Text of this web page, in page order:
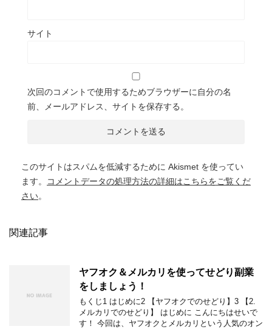
サイト
次回のコメントで使用するためブラウザーに自分の名
前、メールアドレス、サイトを保存する。
このサイトはスパムを低減するために Akismet を使ってい
ます。
コメントデータの処理方法の詳細はこちらをご覧くだ
さい。
関連記事
ヤフオク＆メルカリを使ってせどり副業
をしましょう！
もくじ1 はじめに2 【ヤフオクでのせどり】3 【2.
メルカリでのせどり】 はじめに こんにちはせいで
す！ 今回は、ヤフオクとメルカリという人気のオン